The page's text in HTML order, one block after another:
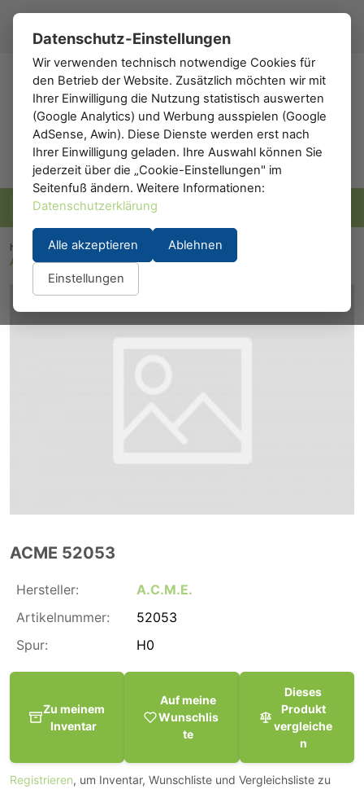
h0 .de
h0.eu Modelleisenbahn / Waggons / Dienstwagen
A.C.M.E. 52053: ACME 52053
ACME 52053
Hersteller:
A.C.M.E.
Artikelnummer:
52053
Spur:
H0
Zu meinem
Inventar
Auf meine
Wunschlis
te
Dieses
Produkt
vergleiche
n
Registrieren, um Inventar, Wunschliste und Vergleichsliste zu
Datenschutz-Einstellungen
Wir verwenden technisch notwendige Cookies für
den Betrieb der Website. Zusätzlich möchten wir mit
Ihrer Einwilligung die Nutzung statistisch auswerten
(Google Analytics) und Werbung ausspielen (Google
AdSense, Awin). Diese Dienste werden erst nach
Ihrer Einwilligung geladen. Ihre Auswahl können Sie
jederzeit über die „Cookie-Einstellungen" im
Seitenfuß ändern. Weitere Informationen:
Datenschutzerklärung
Alle akzeptieren Ablehnen
Einstellungen